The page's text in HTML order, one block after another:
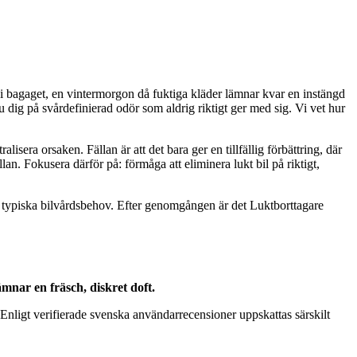
en vintermorgon då fuktiga kläder lämnar kvar en instängd
på svårdefinierad odör som aldrig riktigt ger med sig. Vi vet hur
orsaken. Fällan är att det bara ger en tillfällig förbättring, där
Fokusera därför på: förmåga att eliminera lukt bil på riktigt,
bilvårdsbehov. Efter genomgången är det Luktborttagare
en fräsch, diskret doft.
verifierade svenska användarrecensioner uppskattas särskilt